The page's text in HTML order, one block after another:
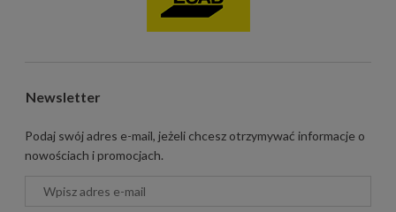
Newsletter
Podaj swój adres e-mail, jeżeli chcesz otrzymywać informacje o
nowościach i promocjach.